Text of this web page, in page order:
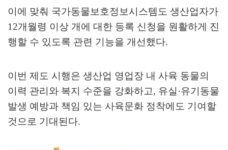
이에 맞춰 국가동물보호정보시스템도 생산업자가
12개월령 이상 개에 대한 등록 신청을 원활하게 진
행할 수 있도록 관련 기능을 개선했다.
이번 제도 시행은 생산업 영업장 내 사육 동물의
이력 관리와 복지 수준을 강화하고, 유실 ·유기동물
발생 예방과 책임 있는 사육문화 정착에도 기여할
것으로 기대된다.